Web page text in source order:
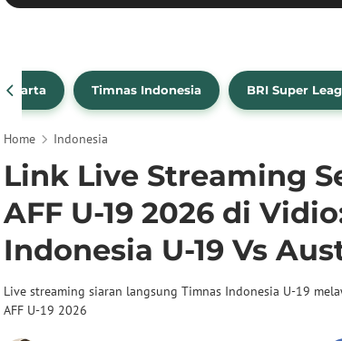
Jakarta Timnas Indonesia BRI Super
Home Indonesia
Link Live Streaming
AFF U-19 2026 di
Indonesia U-19 Vs
Live streaming siaran langsung Timnas Indonesia U-19
AFF U-19 2026